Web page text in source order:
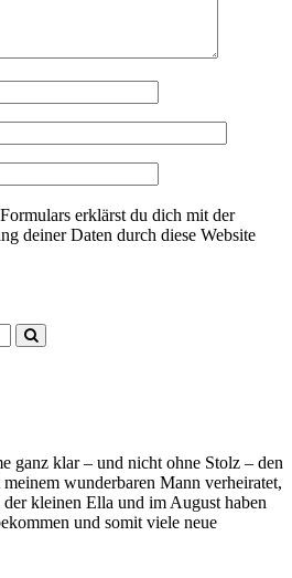
erklärst du dich mit der
deiner Daten durch diese Website
ganz klar – und nicht ohne Stolz – den
wunderbaren Mann verheiratet,
kleinen Ella und im August haben
und somit viele neue